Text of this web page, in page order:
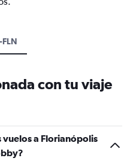
FLN
con tu viaje
a Florianópolis